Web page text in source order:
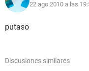
22 ago 2010 a las
putaso
Discusiones similares